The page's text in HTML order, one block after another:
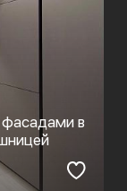
фасадами в